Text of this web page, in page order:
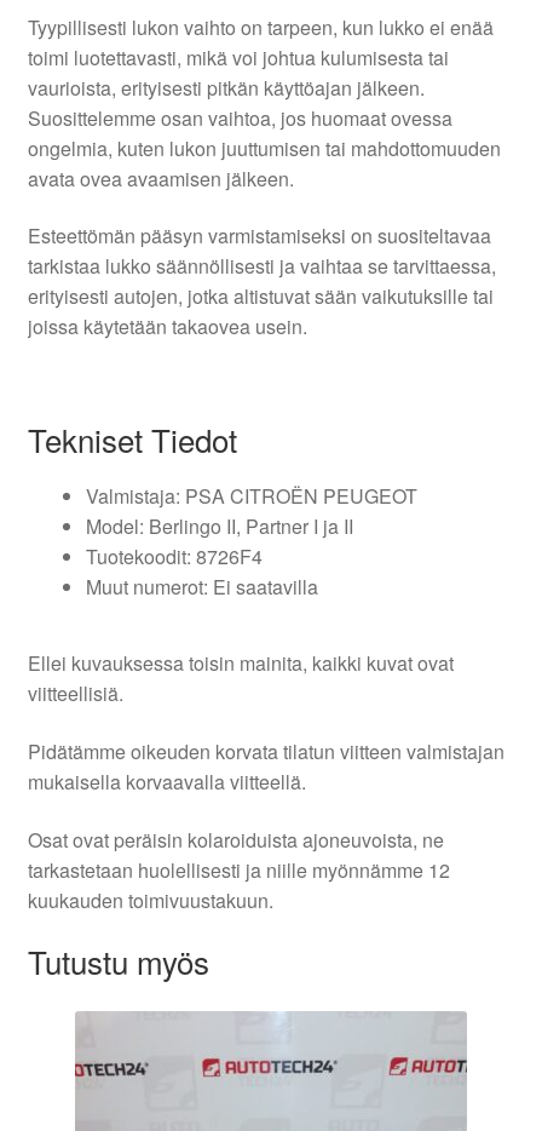
Tyypillisesti lukon vaihto on tarpeen, kun lukko ei enää
toimi luotettavasti, mikä voi johtua kulumisesta tai
vaurioista, erityisesti pitkän käyttöajan jälkeen.
Suosittelemme osan vaihtoa, jos huomaat ovessa
ongelmia, kuten lukon juuttumisen tai mahdottomuuden
avata ovea avaamisen jälkeen.
Esteettömän pääsyn varmistamiseksi on suositeltavaa
tarkistaa lukko säännöllisesti ja vaihtaa se tarvittaessa,
erityisesti autojen, jotka altistuvat sään vaikutuksille tai
joissa käytetään takaovea usein.
Tekniset Tiedot
Valmistaja: PSA CITROËN PEUGEOT
Model: Berlingo II, Partner I ja II
Tuotekoodit: 8726F4
Muut numerot: Ei saatavilla
Ellei kuvauksessa toisin mainita, kaikki kuvat ovat
viitteellisiä.
Pidätämme oikeuden korvata tilatun viitteen valmistajan
mukaisella korvaavalla viitteellä.
Osat ovat peräisin kolaroiduista ajoneuvoista, ne
tarkastetaan huolellisesti ja niille myönnämme 12
kuukauden toimivuustakuun.
Tutustu myös